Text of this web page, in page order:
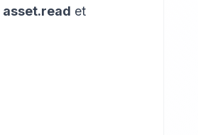
asset.read et